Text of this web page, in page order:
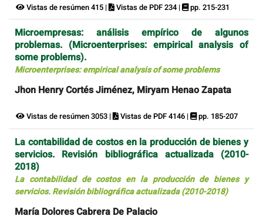
Vistas de resúmen 415 | Vistas de PDF 234 | pp. 215-231
Microempresas: análisis empírico de algunos
problemas. (Microenterprises: empirical analysis of
some problems).
Microenterprises: empirical analysis of some problems
Jhon Henry Cortés Jiménez, Miryam Henao Zapata
Vistas de resúmen 3053 | Vistas de PDF 4146 | pp. 185-207
La contabilidad de costos en la producción de bienes y
servicios. Revisión bibliográfica actualizada (2010-
2018)
La contabilidad de costos en la producción de bienes y
servicios. Revisión bibliográfica actualizada (2010-2018)
María Dolores Cabrera De Palacio